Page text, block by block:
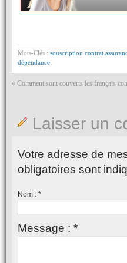
Mots-Clés : souscription contrat
dépendance
« Comment sont couverts les français
Laisser un
Votre adresse de
obligatoires sont
Nom : *
Message : *